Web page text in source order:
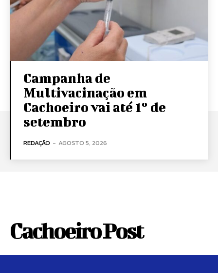
Campanha de
Multivacinação em
Cachoeiro vai até 1º de
setembro
REDAÇÃO - AGOSTO 5, 2026
Cachoeiro Post